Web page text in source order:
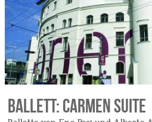
Ballett: Carmen Suite